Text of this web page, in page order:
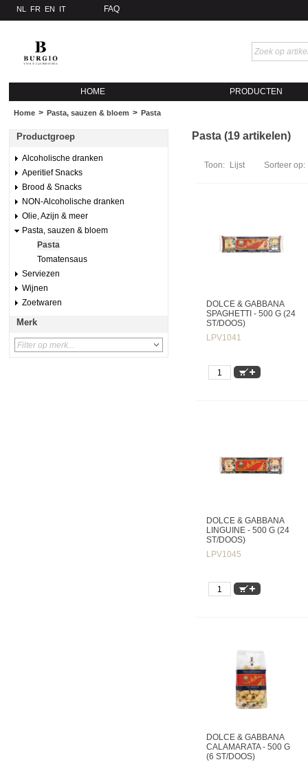
NL FR EN IT FAQ
HOME PRODUCTEN
Home > Pasta, sauzen & bloem > Pasta
Productgroep
Alcoholische dranken
Aperitief Snacks
Brood & Snacks
NON-Alcoholische dranken
Olie, Azijn & meer
Pasta, sauzen & bloem
Pasta
Tomatensaus
Serviezen
Wijnen
Zoetwaren
Merk
Pasta (19 artikelen)
Toon: Lijst Sorteer op:
DOLCE & GABBANA
SPAGHETTI - 500 G (24
ST/DOOS)
LPV1041
DOLCE & GABBANA
LINGUINE - 500 G (24
ST/DOOS)
LPV1045
DOLCE & GABBANA
CALAMARATA - 500 G
(6 ST/DOOS)